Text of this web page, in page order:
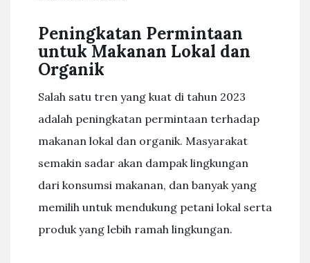
Peningkatan Permintaan
untuk Makanan Lokal dan
Organik
Salah satu tren yang kuat di tahun 2023
adalah peningkatan permintaan terhadap
makanan lokal dan organik. Masyarakat
semakin sadar akan dampak lingkungan
dari konsumsi makanan, dan banyak yang
memilih untuk mendukung petani lokal serta
produk yang lebih ramah lingkungan.